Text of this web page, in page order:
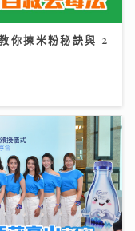
位2026 香港小
顏秘訣